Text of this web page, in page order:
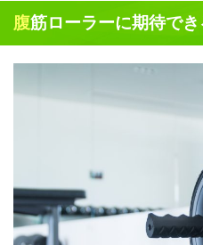
腹筋ローラーに期待で